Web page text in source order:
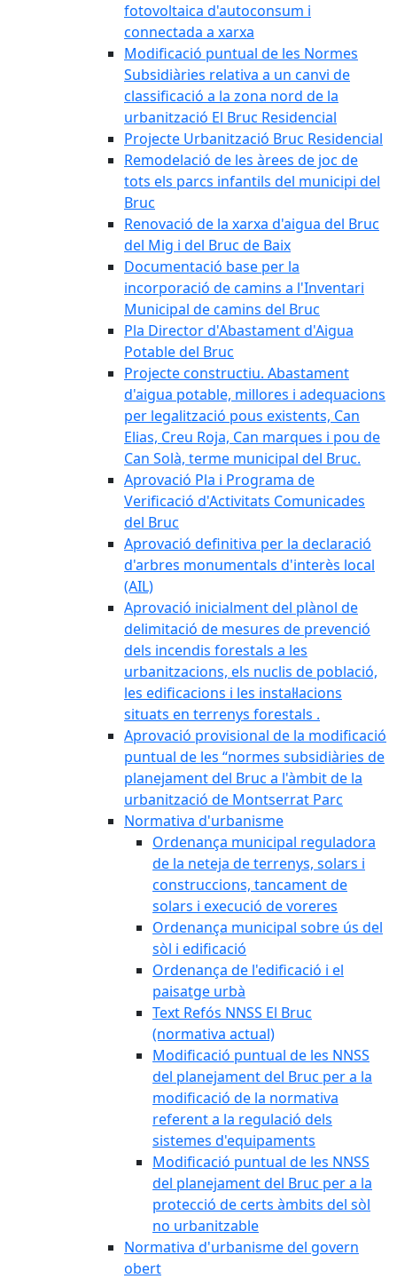
fotovoltaica d'autoconsum i
connectada a xarxa
Modificació puntual de les Normes
Subsidiàries relativa a un canvi de
classificació a la zona nord de la
urbanització El Bruc Residencial
Projecte Urbanització Bruc Residencial
Remodelació de les àrees de joc de
tots els parcs infantils del municipi del
Bruc
Renovació de la xarxa d'aigua del Bruc
del Mig i del Bruc de Baix
Documentació base per la
incorporació de camins a l'Inventari
Municipal de camins del Bruc
Pla Director d'Abastament d'Aigua
Potable del Bruc
Projecte constructiu. Abastament
d'aigua potable, millores i adequacions
per legalització pous existents, Can
Elias, Creu Roja, Can marques i pou de
Can Solà, terme municipal del Bruc.
Aprovació Pla i Programa de
Verificació d'Activitats Comunicades
del Bruc
Aprovació definitiva per la declaració
d'arbres monumentals d'interès local
(AIL)
Aprovació inicialment del plànol de
delimitació de mesures de prevenció
dels incendis forestals a les
urbanitzacions, els nuclis de població,
les edificacions i les instal·lacions
situats en terrenys forestals .
Aprovació provisional de la modificació
puntual de les “normes subsidiàries de
planejament del Bruc a l'àmbit de la
urbanització de Montserrat Parc
Normativa d'urbanisme
Ordenança municipal reguladora
de la neteja de terrenys, solars i
construccions, tancament de
solars i execució de voreres
Ordenança municipal sobre ús del
sòl i edificació
Ordenança de l'edificació i el
paisatge urbà
Text Refós NNSS El Bruc
(normativa actual)
Modificació puntual de les NNSS
del planejament del Bruc per a la
modificació de la normativa
referent a la regulació dels
sistemes d'equipaments
Modificació puntual de les NNSS
del planejament del Bruc per a la
protecció de certs àmbits del sòl
no urbanitzable
Normativa d'urbanisme del govern
obert